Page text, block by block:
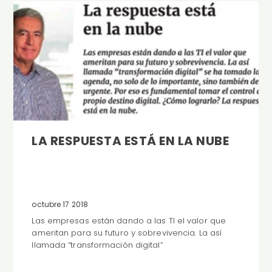
LA RESPUESTA ESTÁ EN LA NUBE
octubre 17 2018
Las empresas están dando a las TI el valor que
ameritan para su futuro y sobrevivencia. La así
llamada “transformación digital”